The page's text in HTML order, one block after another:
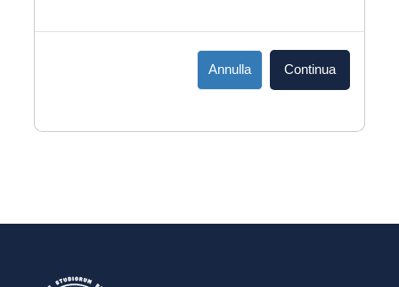
Annulla Continua